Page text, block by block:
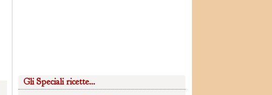
Gli Speciali ricette...